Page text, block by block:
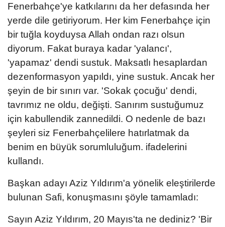
Fenerbahçe'ye katkılarını da her defasında her
yerde dile getiriyorum. Her kim Fenerbahçe için
bir tuğla koyduysa Allah ondan razı olsun
diyorum. Fakat buraya kadar 'yalancı',
'yapamaz' dendi sustuk. Maksatlı hesaplardan
dezenformasyon yapıldı, yine sustuk. Ancak her
şeyin de bir sınırı var. 'Sokak çocuğu' dendi,
tavrımız ne oldu, değişti. Sanırım sustuğumuz
için kabullendik zannedildi. O nedenle de bazı
şeyleri siz Fenerbahçelilere hatırlatmak da
benim en büyük sorumluluğum. ifadelerini
kullandı.
Başkan adayı Aziz Yıldırım'a yönelik eleştirilerde
bulunan Safi, konuşmasını şöyle tamamladı:
Sayın Aziz Yıldırım, 20 Mayıs'ta ne dediniz? 'Bir